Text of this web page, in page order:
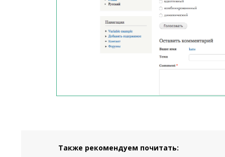
Также рекомендуем почитать: